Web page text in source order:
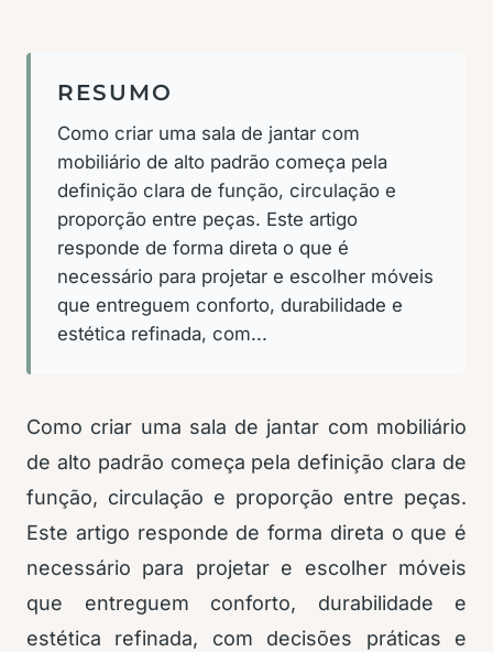
RESUMO
Como criar uma sala de jantar com
mobiliário de alto padrão começa pela
definição clara de função, circulação e
proporção entre peças. Este artigo
responde de forma direta o que é
necessário para projetar e escolher móveis
que entreguem conforto, durabilidade e
estética refinada, com...
Como criar uma sala de jantar com mobiliário
de alto padrão começa pela definição clara de
função, circulação e proporção entre peças.
Este artigo responde de forma direta o que é
necessário para projetar e escolher móveis
que entreguem conforto, durabilidade e
estética refinada, com decisões práticas e